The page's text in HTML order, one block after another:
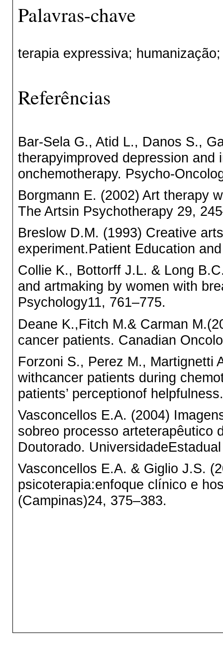
Palavras-chave
terapia expressiva;
Referências
Bar-Sela G., Atid L., Danos S.,
therapyimproved depression
onchemotherapy. Psycho-
Borgmann E. (2002) Art therapy
The Artsin Psychotherapy 29,
Breslow D.M. (1993) Creative
experiment.Patient Education
Collie K., Bottorff J.L. & Long
and artmaking by women with
Psychology11, 761–775.
Deane K.,Fitch M.& Carman
cancer patients. Canadian
Forzoni S., Perez M., Martignetti
withcancer patients during
patients’ perceptionof
Vasconcellos E.A. (2004)
sobreo processo arteterapêutico
Doutorado.
Vasconcellos E.A. & Giglio J.S.
psicoterapia:enfoque clínico e
(Campinas)24, 375–383.